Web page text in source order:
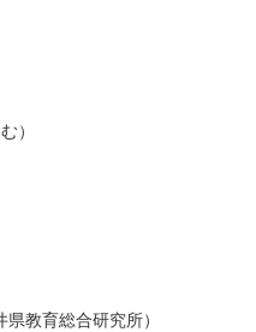
）
育総合研究所）